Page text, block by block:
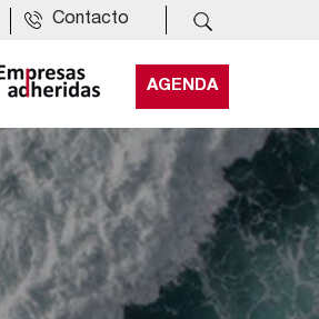
Contacto
AGENDA